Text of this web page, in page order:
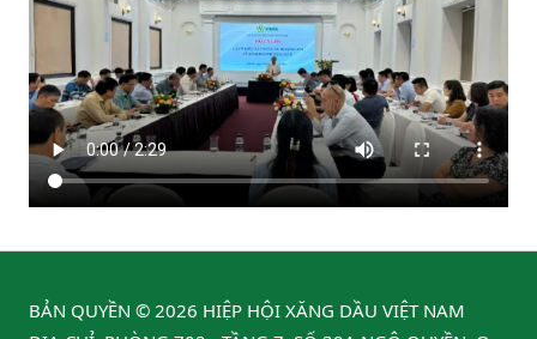
BẢN QUYỀN © 2026 HIỆP HỘI XĂNG DẦU VIỆT NAM